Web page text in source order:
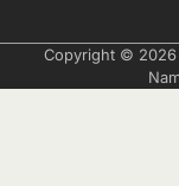
Copyright © 2026